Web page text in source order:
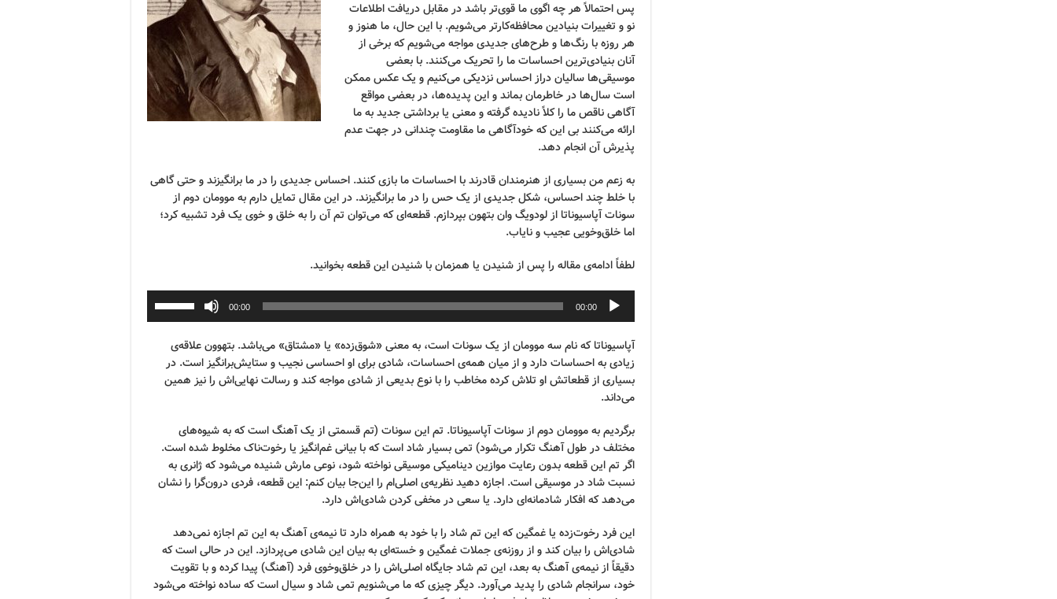
پس احتمالاً هر چه اگوی ما قوی‌تر باشد در مقابل دریافت اطلاعات
نو و تغییرات بنیادین محافظه‌کارتر می‌شویم. با این حال، ما هنوز و
هر روزه با رنگ‌ها و طرح‌های جدیدی مواجه می‌شویم که برخی از
آنان بنیادی‌ترین احساسات ما را تحریک می‌کنند. با بعضی
موسیقی‌ها سالیان دراز احساس نزدیکی می‌کنیم و یک عکس ممکن
است سال‌ها در خاطرمان بماند و این پدیده‌ها، در بعضی مواقع
آگاهی ناقص ما را کلاً نادیده گرفته و معنی یا برداشتی جدید به ما
ارائه می‌کنند بی این که خودآگاهی ما مقاومت چندانی در جهت عدم
پذیرش آن انجام دهد.
به زعم من بسیاری از هنرمندان قادرند با احساسات ما بازی کنند. احساس جدیدی را در ما برانگیزند و حتی گاهی
با خلط چند احساس، شکل جدیدی از یک حس را در ما برانگیزند. در این مقال تمایل دارم به موومان دوم از
سونات آپاسیوناتا از لودویگ وان بتهون بپردازم. قطعه‌ای که می‌توان تم آن را به خلق و خوی یک فرد تشبیه کرد؛
اما خلق‌وخویی عجیب و نایاب.
لطفاً ادامه‌ی مقاله را پس از شنیدن یا همزمان با شنیدن این قطعه بخوانید.
00:00
00:00
آپاسیوناتا که نام سه موومان از یک سونات است، به معنی «شوق‌زده» یا «مشتاق» می‌باشد. بتهوون علاقه‌ی
زیادی به احساسات دارد و از میان همه‌ی احساسات، شادی برای او احساسی نجیب و ستایش‌برانگیز است. در
بسیاری از قطعاتش او تلاش کرده مخاطب را با نوع بدیعی از شادی مواجه کند و رسالت نهایی‌اش را نیز همین
می‌داند.
برگردیم به موومان دوم از سونات آپاسیوناتا. تم این سونات (تم قسمتی از یک آهنگ است که به شیوه‌های
مختلف در طول آهنگ تکرار می‌شود) تمی بسیار شاد است که با بیانی غم‌انگیز یا رخوت‌ناک مخلوط شده است.
اگر تم این قطعه بدون رعایت موازین دینامیکی موسیقی نواخته شود، نوعی مارش شنیده می‌شود که ژانری به
نسبت شاد در موسیقی است. اجازه دهید نظریه‌ی اصلی‌ام را این‌جا بیان کنم: این قطعه، فردی درون‌گرا را نشان
می‌دهد که افکار شادمانه‌ای دارد. یا سعی در مخفی کردن شادی‌اش دارد.
این فرد رخوت‌زده یا غمگین که این تم شاد را با خود به همراه دارد تا نیمه‌ی آهنگ به این تم اجازه نمی‌دهد
شادی‌اش را بیان کند و از روزنه‌ی جملات غمگین و خسته‌ای به بیان این شادی می‌پردازد. این در حالی است که
دقیقاً از نیمه‌ی آهنگ به بعد، این تم شاد جایگاه اصلی‌اش را در خلق‌وخوی فرد (آهنگ) پیدا کرده و با تقویت
خود، سرانجام شادی را پدید می‌آورد. دیگر چیزی که ما می‌شنویم تمی شاد و سیال است که ساده نواخته می‌شود